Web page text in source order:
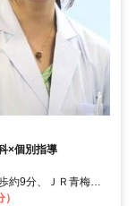
×個別指導
約9分、ＪＲ青梅線/
/ＪＲ青梅線 熊川徒